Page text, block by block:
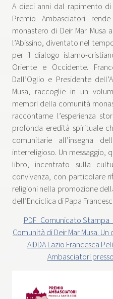
A dieci anni dal rapimento
Premio Ambasciatori
monastero di Deir Mar Musa
l’Abissino, diventato nel
per il dialogo islamo-
Oriente e Occidente.
Dall’Oglio e Presidente
Musa, raccoglie in un
membri della comunità
raccontarne l’esperienza
profonda eredità spirituale
comunitarie all’insegna
interreligioso. Un messaggio,
libro, incentrato sulla
convivenza, con particolare
religioni nella promozione
dell’Enciclica di Papa
PDF_Comunicato
Comunità di Deir Mar Musa.
AIDDA Lazio Francesca
Ambasciatori